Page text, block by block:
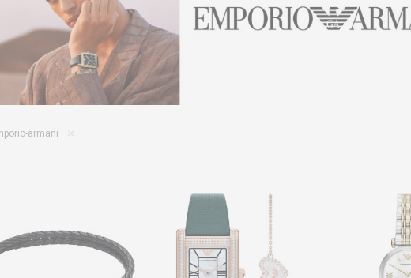
armani